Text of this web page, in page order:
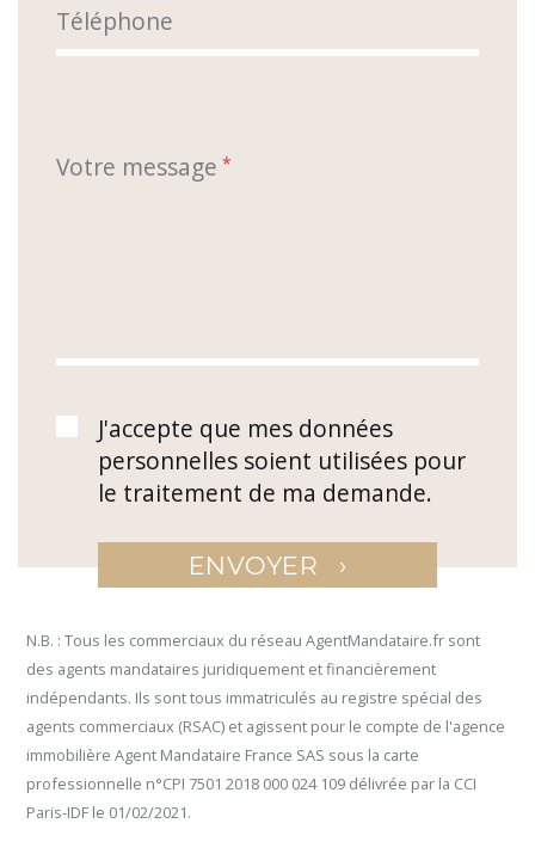
Téléphone
Votre message *
J'accepte que mes données
personnelles soient utilisées pour
le traitement de ma demande.
ENVOYER ›
N.B. : Tous les commerciaux du réseau AgentMandataire.fr sont
des agents mandataires juridiquement et financièrement
indépendants. Ils sont tous immatriculés au registre spécial des
agents commerciaux (RSAC) et agissent pour le compte de l'agence
immobilière Agent Mandataire France SAS sous la carte
professionnelle n°CPI 7501 2018 000 024 109 délivrée par la CCI
Paris-IDF le 01/02/2021.